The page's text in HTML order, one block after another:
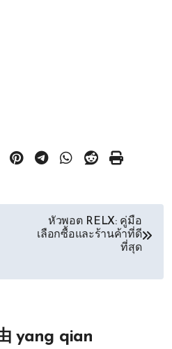
หัวพอต RELX: คู่มือ
เลือกซื้อและร้านค้าที่ดี
ที่สุด
yang qian